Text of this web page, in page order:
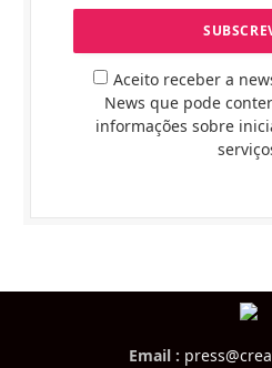
Aceito receber a
News que pode
informações sobre
Email :